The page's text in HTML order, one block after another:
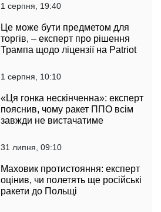
1 серпня, 19:40
Це може бути предметом для
торгів, – експерт про рішення
Трампа щодо ліцензії на Patriot
1 серпня, 10:10
«Ця гонка нескінченна»: експерт
пояснив, чому ракет ППО всім
завжди не вистачатиме
31 липня, 09:10
Маховик протистояння: експерт
оцінив, чи полетять ще російські
ракети до Польщі